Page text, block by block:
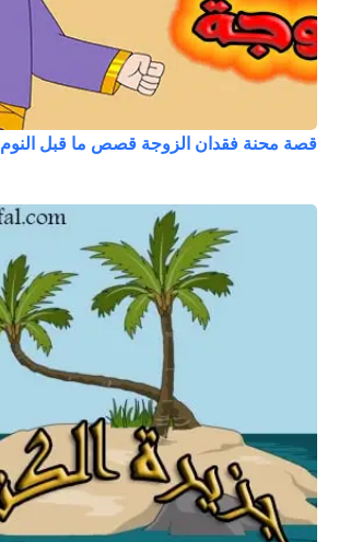
قصة محنة فقدان الزوجة قصص ما قبل النوم